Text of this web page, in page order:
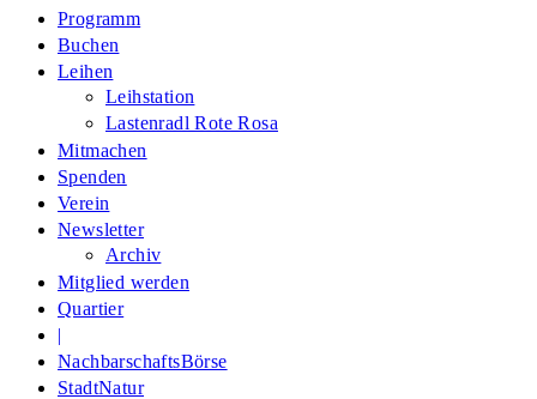
Programm
Buchen
Leihen
Leihstation
Lastenradl Rote Rosa
Mitmachen
Spenden
Verein
Newsletter
Archiv
Mitglied werden
Quartier
|
NachbarschaftsBörse
StadtNatur